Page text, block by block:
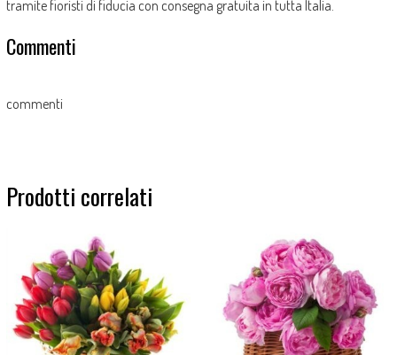
tramite fioristi di fiducia con consegna gratuita in tutta Italia.
Commenti
commenti
Prodotti correlati